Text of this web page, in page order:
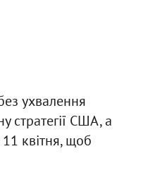
ухвалення
стратегії США, а
квітня, щоб